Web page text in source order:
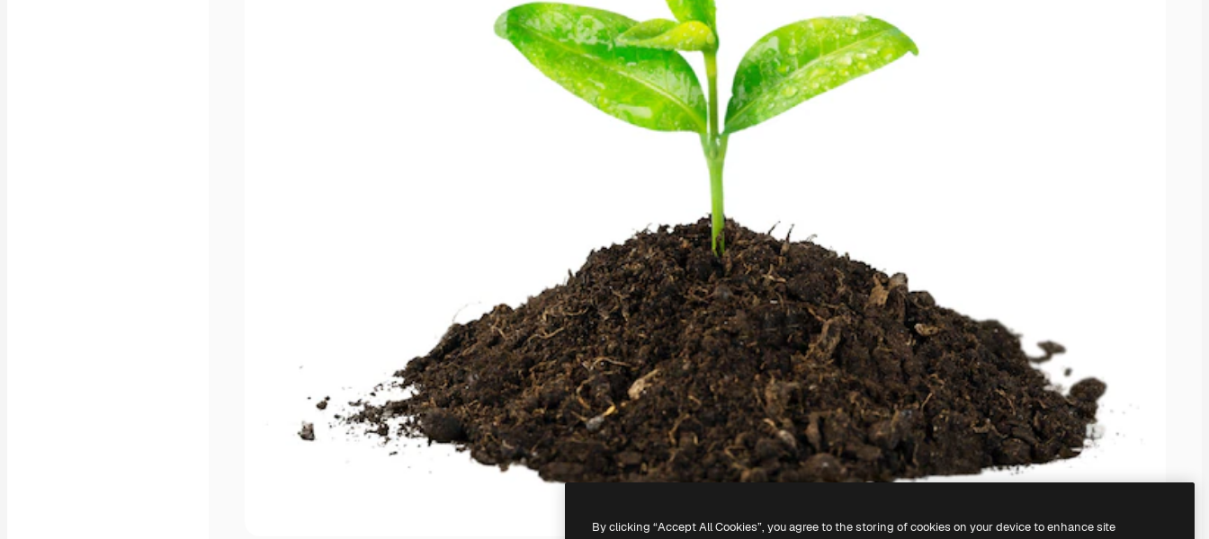
By clicking “Accept All Cookies”, you agree to the storing of cookies on your device to enhance site